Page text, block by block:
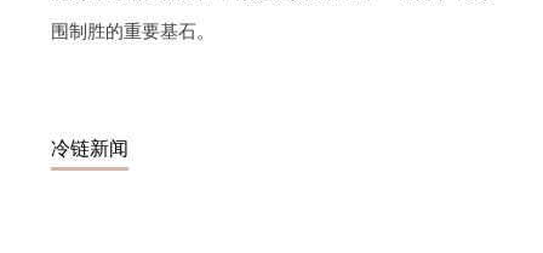
围制胜的重要基石。
冷链新闻